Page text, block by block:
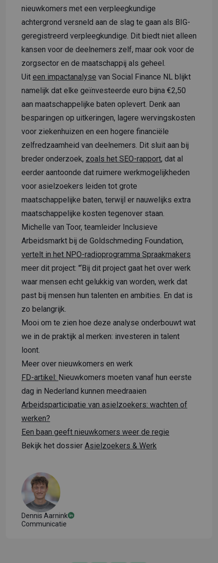
nieuwkomers met een verpleegkundige
achtergrond versneld aan de slag te gaan als BIG-
geregistreerd verpleegkundige. Dit biedt niet alleen
kansen voor de deelnemers zelf, maar ook voor de
zorgsector en de maatschappij als geheel.
Uit een impactanalyse van Social Finance NL blijkt
namelijk dat elke geïnvesteerde euro bijna €2,50
aan maatschappelijke baten oplevert. Denk aan
besparingen op uitkeringen, lagere wervingskosten
voor ziekenhuizen en een hogere financiële
zelfredzaamheid van deelnemers. Dit sluit aan bij
breder onderzoek, zoals het SEO-rapport, dat al
eerder aantoonde dat ruimere werkmogelijkheden
voor asielzoekers leiden tot grote
maatschappelijke baten, terwijl er nauwelijks extra
maatschappelijke kosten tegenover staan.
Michelle van Toor, teamleider Inclusieve
Arbeidsmarkt bij de Goldschmeding Foundation,
vertelt in het NPO-radioprogramma Spraakmakers
meer dit project: "‘Bij dit project gaat het over werk
waar mensen echt gelukkig van worden, werk dat
past bij mensen hun talenten en ambities. En dat is
zo belangrijk.
Mooi om te zien hoe deze analyse onderbouwt wat
we in de praktijk al merken: investeren in talent
loont.
Meer over nieuwkomers en werk
FD-artikel: Nieuwkomers moeten vanaf hun eerste
dag in Nederland kunnen meedraaien
Arbeidsparticipatie van asielzoekers: wachten of
werken?
Een baan geeft nieuwkomers weer de regie
Bekijk het dossier Asielzoekers & Werk
Dennis Aarnink
Communicatie